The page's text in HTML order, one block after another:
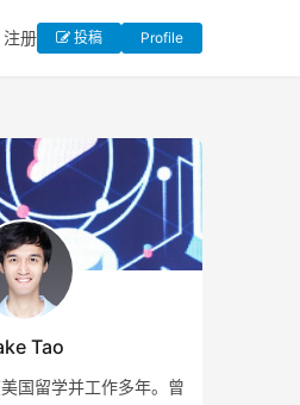
注册 投稿 Profile
Tao
国留学并工作多年。曾